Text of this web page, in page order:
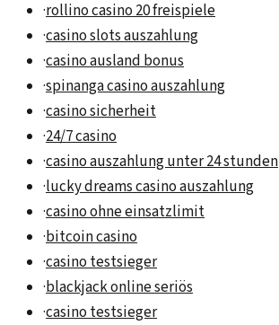
·rollino casino 20 freispiele
·casino slots auszahlung
·casino ausland bonus
·spinanga casino auszahlung
·casino sicherheit
·24/7 casino
·casino auszahlung unter 24 stunden
·lucky dreams casino auszahlung
·casino ohne einsatzlimit
·bitcoin casino
·casino testsieger
·blackjack online seriös
·casino testsieger